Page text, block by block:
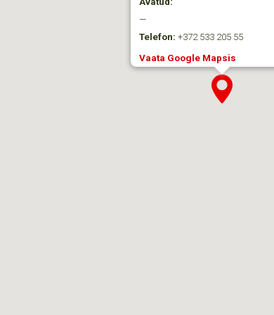
—
Telefon: +372 533 205 55
Vaata Google Mapsis